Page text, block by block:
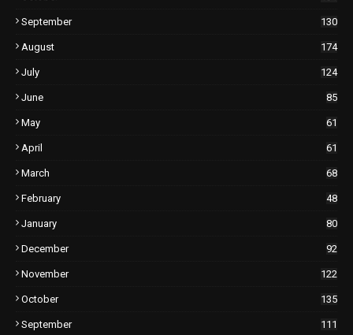
September 130
August 174
July 124
June 85
May 61
April 61
March 68
February 48
January 80
December 92
November 122
October 135
September 111